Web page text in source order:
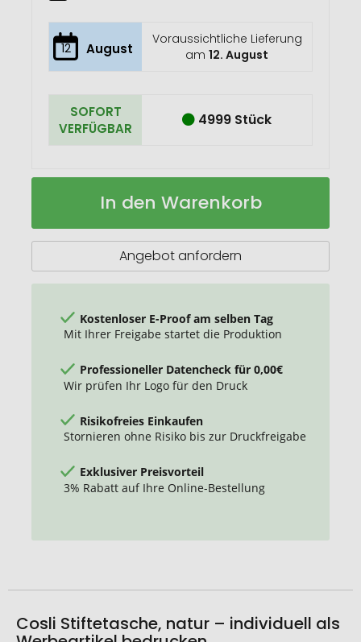
12 August
Voraussichtliche Lieferung
am12. August
SOFORT
VERFÜGBAR
4999 Stück
Cosli
Auf
In den Warenkorb
Angebot anfordern
Kostenloser E-Proof am selben Tag
Mit Ihrer Freigabe startet die Produktion
Professioneller Datencheck für 0,00€
Wir prüfen Ihr Logo für den Druck
Risikofreies Einkaufen
Stornieren ohne Risiko bis zur Druckfreigabe
Exklusiver Preisvorteil
3% Rabatt auf Ihre Online-Bestellung
Cosli Stiftetasche, natur – individuell als